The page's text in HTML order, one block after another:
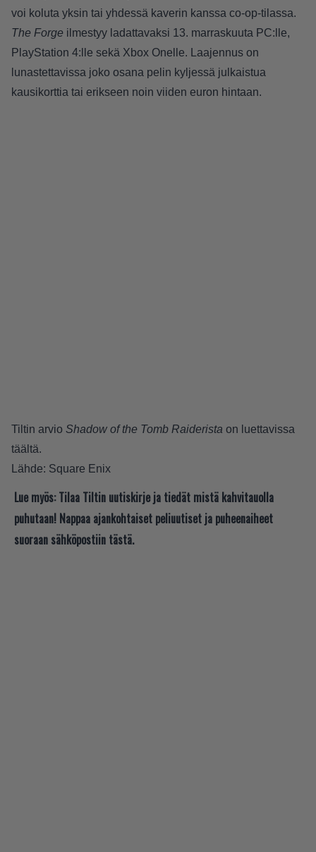
voi koluta yksin tai yhdessä kaverin kanssa co-op-tilassa.
The Forge ilmestyy ladattavaksi 13. marraskuuta PC:lle,
PlayStation 4:lle sekä Xbox Onelle. Laajennus on
lunastettavissa joko osana pelin kyljessä julkaistua
kausikorttia tai erikseen noin viiden euron hintaan.
Tiltin arvio Shadow of the Tomb Raiderista on luettavissa
täältä.
Lähde: Square Enix
Lue myös: Tilaa Tiltin uutiskirje ja tiedät mistä kahvitauolla
puhutaan! Nappaa ajankohtaiset peliuutiset ja puheenaiheet
suoraan sähköpostiin tästä.